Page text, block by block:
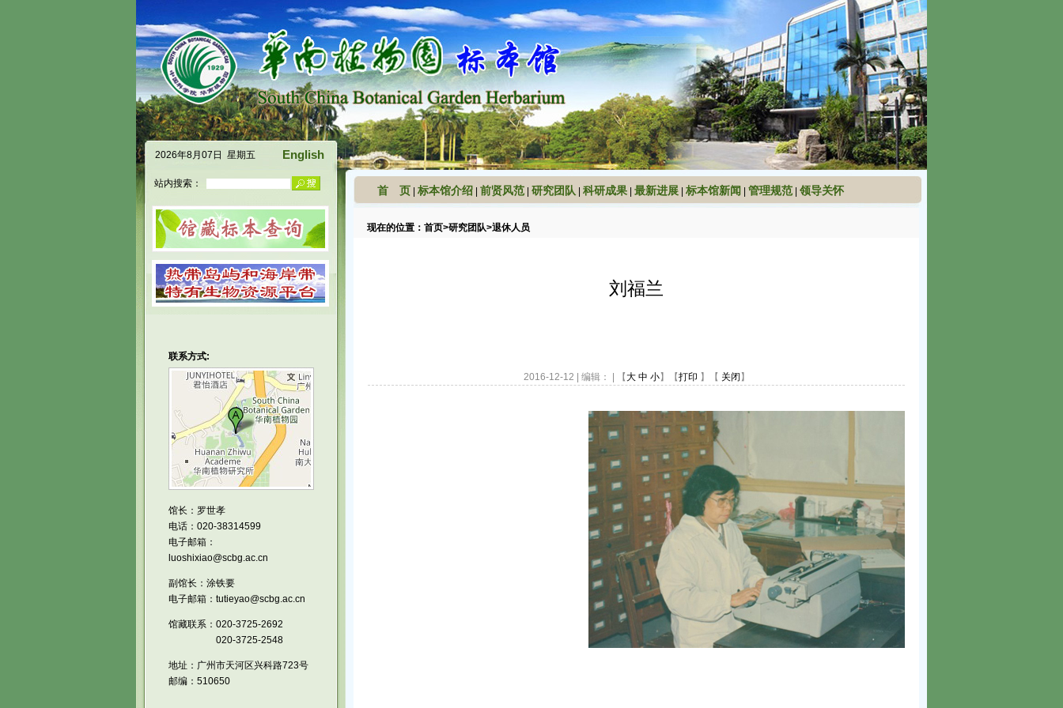
2026年8月07日 星期五 English
站内搜索：
联系方式:
馆长：罗世孝
电话：020-38314599
电子邮箱：
luoshixiao@scbg.ac.cn
副馆长：涂铁要
电子邮箱：tutieyao@scbg.ac.cn
馆藏联系：020-3725-2692
020-3725-2548
地址：广州市天河区兴科路723号
邮编：510650
首 页 标本馆介绍 前贤风范 研究团队 科研成果 最新进展 标本馆新闻 管理规范 领导关怀
现在的位置： 首页>研究团队>退休人员
刘福兰
2016-12-12 | 编辑： | 【大 中 小】【打印 】【 关闭 】